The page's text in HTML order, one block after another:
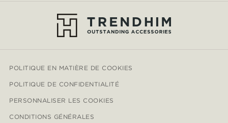
POLITIQUE EN MATIÈRE DE COOKIES
POLITIQUE DE CONFIDENTIALITÉ
PERSONNALISER LES COOKIES
CONDITIONS GÉNÉRALES